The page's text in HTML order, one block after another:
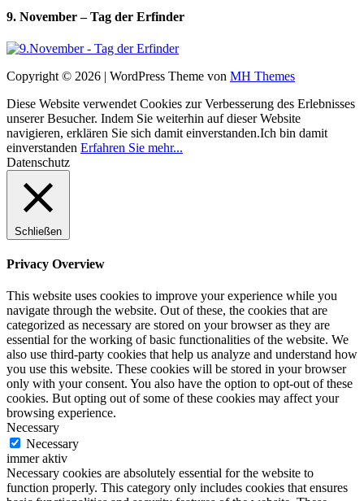
9. November – Tag der Erfinder
Copyright © 2026 | WordPress Theme von MH Themes
Diese Website verwendet Cookies zur Verbesserung des Erlebnisses
unserer Besucher. Indem Sie weiterhin auf dieser Website
navigieren, erklären Sie sich damit einverstanden.Ich bin damit
einverstanden Erfahren Sie mehr...
Datenschutz
Schließen
Privacy Overview
This website uses cookies to improve your experience while you
navigate through the website. Out of these, the cookies that are
categorized as necessary are stored on your browser as they are
essential for the working of basic functionalities of the website. We
also use third-party cookies that help us analyze and understand how
you use this website. These cookies will be stored in your browser
only with your consent. You also have the option to opt-out of these
cookies. But opting out of some of these cookies may affect your
browsing experience.
Necessary
Necessary
immer aktiv
Necessary cookies are absolutely essential for the website to
function properly. This category only includes cookies that ensures